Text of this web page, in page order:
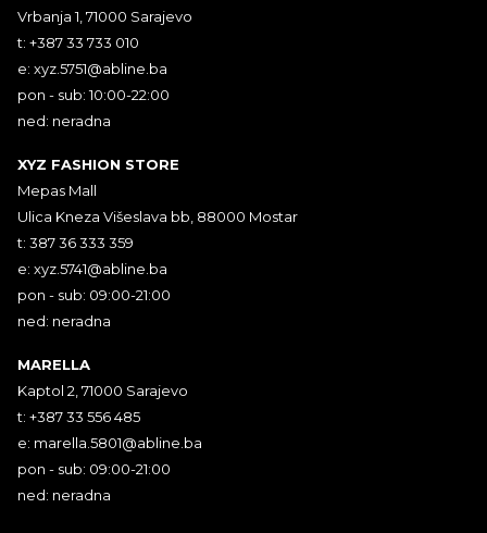
Vrbanja 1, 71000 Sarajevo
t: +387 33 733 010
e: xyz.5751@abline.ba
pon - sub: 10:00-22:00
ned: neradna
XYZ FASHION STORE
Mepas Mall
Ulica Kneza Višeslava bb, 88000 Mostar
t: 387 36 333 359
e: xyz.5741@abline.ba
pon - sub: 09:00-21:00
ned: neradna
MARELLA
Kaptol 2, 71000 Sarajevo
t: +387 33 556 485
e: marella.5801@abline.ba
pon - sub: 09:00-21:00
ned: neradna